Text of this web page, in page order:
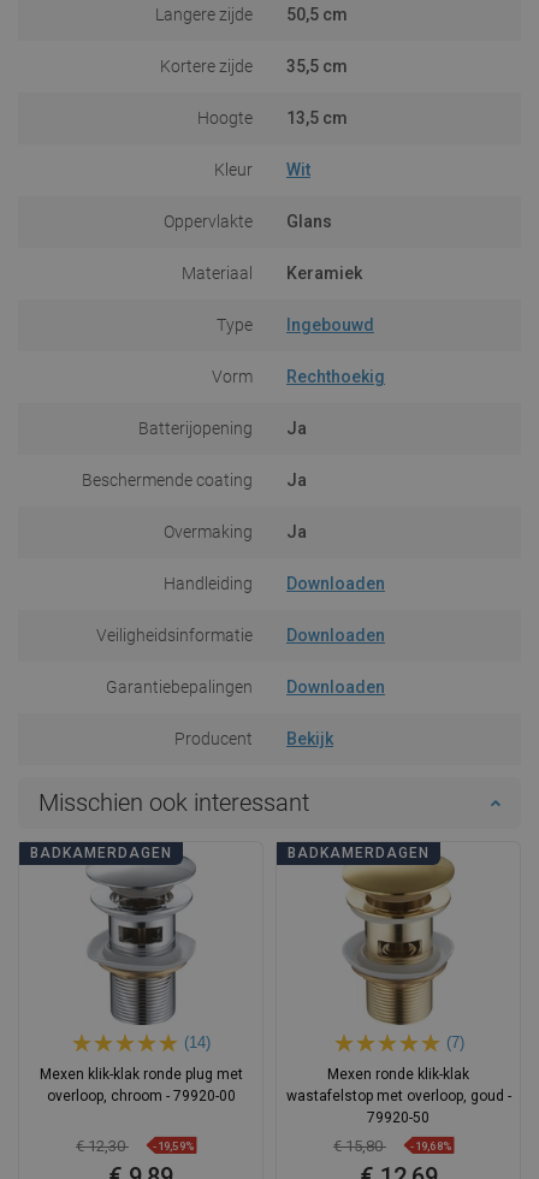
Langere zijde 50,5 cm
Kortere zijde 35,5 cm
Hoogte 13,5 cm
Kleur Wit
Oppervlakte Glans
Materiaal Keramiek
Type Ingebouwd
Vorm Rechthoekig
Batterijopening Ja
Beschermende coating Ja
Overmaking Ja
Handleiding Downloaden
Veiligheidsinformatie Downloaden
Garantiebepalingen Downloaden
Producent Bekijk
Misschien ook interessant
BADKAMERDAGEN
(14)
Mexen klik-klak ronde plug met
overloop, chroom - 79920-00
€ 12,30 -19,59%
BADKAMERDAGEN
(7)
Mexen ronde klik-klak
wastafelstop met overloop, goud -
79920-50
€ 15,80 -19,68%